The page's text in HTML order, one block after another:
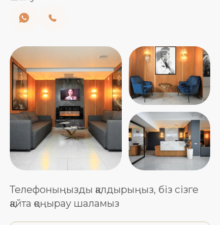
Телефоныңызды қалдырыңыз, біз сізге
қайта қоңырау шаламыз